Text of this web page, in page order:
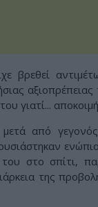
βρεθεί
γιατί...
μετά από
στο σπίτι,
της